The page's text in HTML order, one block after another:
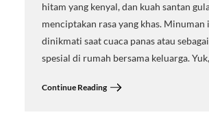
hitam yang kenyal, dan kuah santan
menciptakan rasa yang khas. Minuman
dinikmati saat cuaca panas atau
spesial di rumah bersama keluarga.
Continue Reading